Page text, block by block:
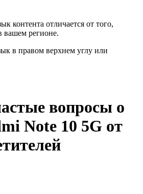
контента отличается от того,
вашем регионе.
в правом верхнем углу или
вопросы о
Note 10 5G от